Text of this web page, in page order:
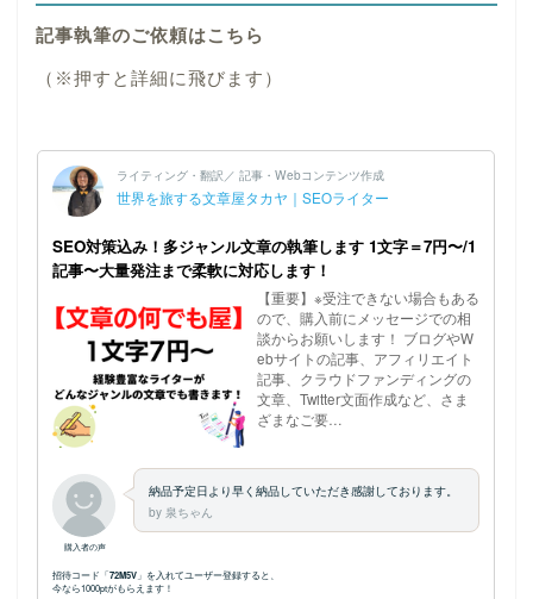
記事執筆のご依頼はこちら
（※押すと詳細に飛びます）
ホーム